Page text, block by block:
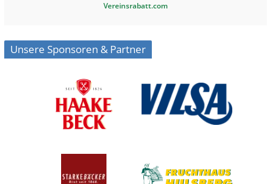
Vereinsrabatt.com
Unsere Sponsoren & Partner